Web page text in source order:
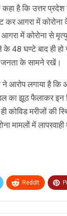
है कि उत्तर
आगरा में
में कोरोना से
48 घण्टे बाद ही
जनता के सामने रखें।
लगाया है कि
का झूठ फैलाकर इन
मरीजों की
मामलों में
ReddIt